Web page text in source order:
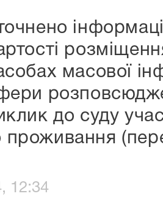
масової
до суду
проживання
12:34